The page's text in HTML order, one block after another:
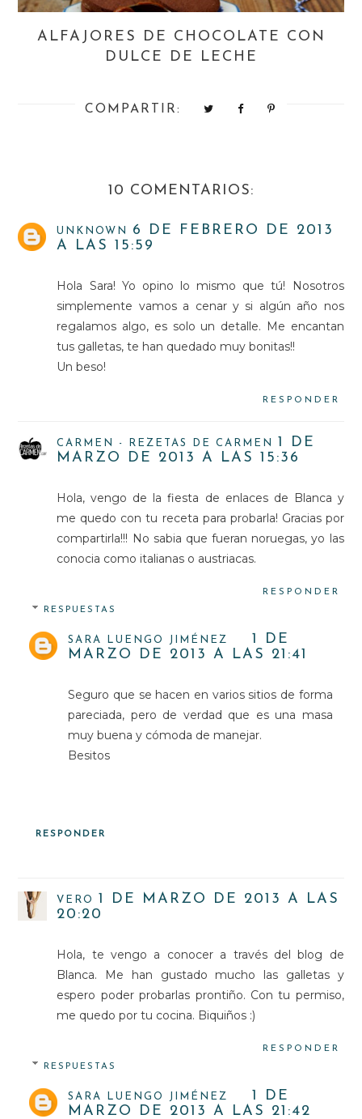
ALFAJORES DE CHOCOLATE CON
DULCE DE LECHE
COMPARTIR:
10 COMENTARIOS:
UNKNOWN
6 DE FEBRERO DE 2013
A LAS 15:59
Hola Sara! Yo opino lo mismo que tú! Nosotros
simplemente vamos a cenar y si algún año nos
regalamos algo, es solo un detalle. Me encantan
tus galletas, te han quedado muy bonitas!!
Un beso!
RESPONDER
CARMEN - REZETAS DE CARMEN
1 DE
MARZO DE 2013 A LAS 15:36
Hola, vengo de la fiesta de enlaces de Blanca y
me quedo con tu receta para probarla! Gracias por
compartirla!!! No sabia que fueran noruegas, yo las
conocia como italianas o austriacas.
RESPONDER
RESPUESTAS
SARA LUENGO JIMÉNEZ
1 DE
MARZO DE 2013 A LAS 21:41
Seguro que se hacen en varios sitios de forma
pareciada, pero de verdad que es una masa
muy buena y cómoda de manejar.
Besitos
RESPONDER
VERO
1 DE MARZO DE 2013 A LAS
20:20
Hola, te vengo a conocer a través del blog de
Blanca. Me han gustado mucho las galletas y
espero poder probarlas prontiño. Con tu permiso,
me quedo por tu cocina. Biquiños :)
RESPONDER
RESPUESTAS
SARA LUENGO JIMÉNEZ
1 DE
MARZO DE 2013 A LAS 21:42